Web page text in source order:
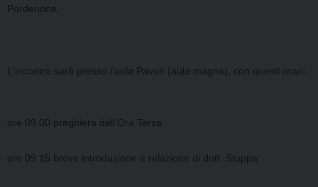
Pordenone.
L'incontro sarà presso l'aula Pavan (aula magna), con questi orari:.
ore 09.00 preghiera dell’Ora Terza
ore 09.15 breve introduzione e relazione di dott. Stoppa